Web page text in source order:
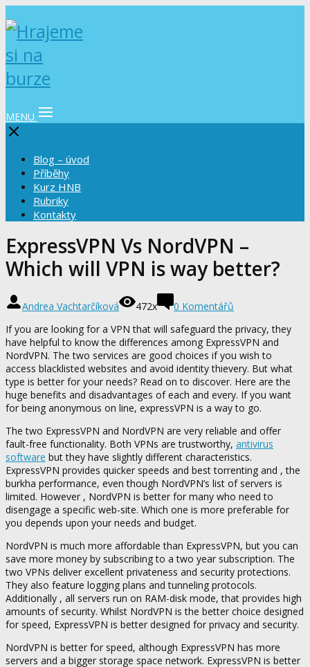
MENU
Blog – úvod
Příběhy
Kurz HNB
Rubriky
Kontakty
ExpressVPN Vs NordVPN –
Which will VPN is way better?
Andrea Vachtarčíková 472x
0 Komentářů
If you are looking for a VPN that will safeguard the privacy, they
have helpful to know the differences among ExpressVPN and
NordVPN. The two services are good choices if you wish to
access blacklisted websites and avoid identity thievery. But what
type is better for your needs? Read on to discover. Here are the
huge benefits and disadvantages of each and every. If you want
for being anonymous on line, expressVPN is a way to go.
The two ExpressVPN and NordVPN are very reliable and offer
fault-free functionality. Both VPNs are trustworthy, antivirus
software but they have slightly different characteristics.
ExpressVPN provides quicker speeds and best torrenting and , the
burkha performance, even though NordVPN’s list of servers is
limited. However , NordVPN is better for many who need to
disengage a specific web-site. Which one is more preferable for
you depends upon your needs and budget.
NordVPN is much more affordable than ExpressVPN, but you can
save more money by subscribing to a two year subscription. The
two VPNs deliver excellent privateness and security protections.
They also feature logging plans and tunneling protocols.
Additionally , all servers run on RAM-disk mode, that provides high
amounts of security. Whilst NordVPN is the better choice designed
for speed, ExpressVPN is better designed for privacy and security.
NordVPN is better for speed, although ExpressVPN has more
servers and a bigger storage space network. ExpressVPN is better